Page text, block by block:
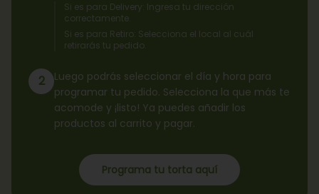
Si es para Delivery: Ingresa tu dirección
correctamente.
Si es para Retiro: Selecciona el local al cuál
retirarás tu pedido.
2
Luego podrás seleccionar el día y hora para
programar tu pedido. Selecciona la que más te
acomode y ¡listo! Ya puedes añadir los
productos al carrito y pagar.
Programa tu torta aquí